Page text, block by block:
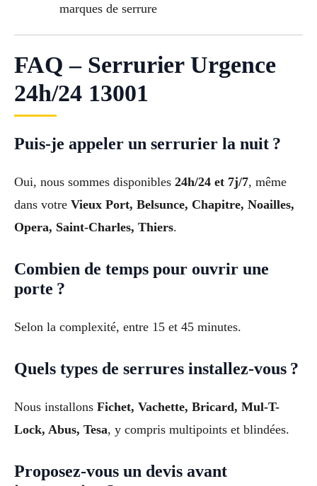
marques de serrure
FAQ – Serrurier Urgence
24h/24 13001
Puis-je appeler un serrurier la nuit ?
Oui, nous sommes disponibles 24h/24 et 7j/7, même
dans votre Vieux Port, Belsunce, Chapitre, Noailles,
Opera, Saint-Charles, Thiers.
Combien de temps pour ouvrir une
porte ?
Selon la complexité, entre 15 et 45 minutes.
Quels types de serrures installez-vous ?
Nous installons Fichet, Vachette, Bricard, Mul-T-
Lock, Abus, Tesa, y compris multipoints et blindées.
Proposez-vous un devis avant